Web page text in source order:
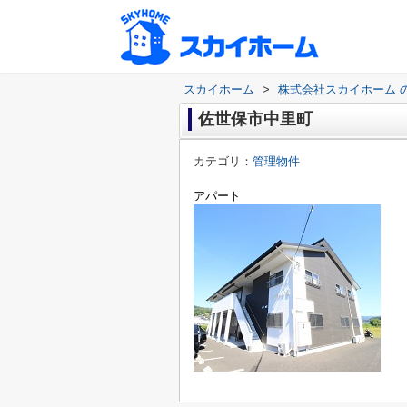
スカイホーム > 株式会社スカイホーム
佐世保市中里町
カテゴリ： 管理物件
アパート